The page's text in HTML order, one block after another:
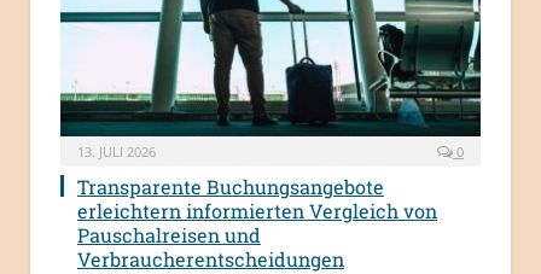
13. JULI 2026 0
Transparente Buchungsangebote
erleichtern informierten Vergleich von
Pauschalreisen und
Verbraucherentscheidungen